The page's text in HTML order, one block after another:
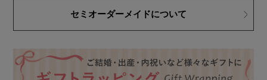
セミオーダーメイドについて